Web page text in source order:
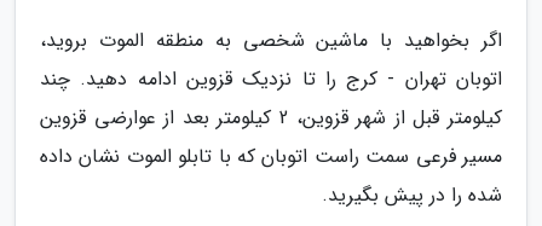
اگر بخواهید با ماشین شخصی به منطقه الموت بروید،
اتوبان تهران - کرج را تا نزدیک قزوین ادامه دهید. چند
کیلومتر قبل از شهر قزوین، 2 کیلومتر بعد از عوارضی قزوین
مسیر فرعی سمت راست اتوبان که با تابلو الموت نشان داده
شده را در پیش بگیرید.